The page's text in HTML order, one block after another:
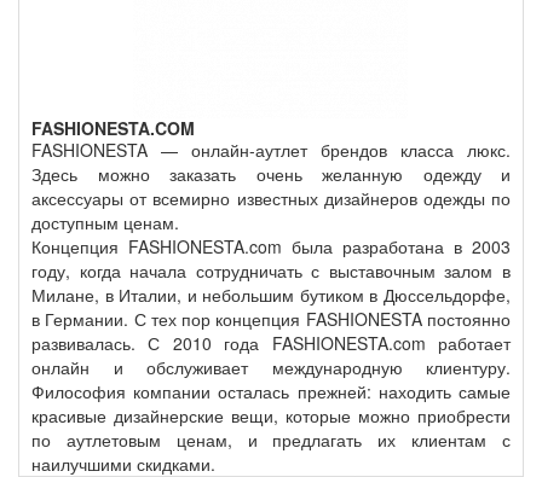
FASHIONESTA.COM
FASHIONESTA — онлайн-аутлет брендов класса люкс.
Здесь можно заказать очень желанную одежду и
аксессуары от всемирно известных дизайнеров одежды по
доступным ценам.
Концепция FASHIONESTA.com была разработана в 2003
году, когда начала сотрудничать с выставочным залом в
Милане, в Италии, и небольшим бутиком в Дюссельдорфе,
в Германии. С тех пор концепция FASHIONESTA постоянно
развивалась. С 2010 года FASHIONESTA.com работает
онлайн и обслуживает международную клиентуру.
Философия компании осталась прежней: находить самые
красивые дизайнерские вещи, которые можно приобрести
по аутлетовым ценам, и предлагать их клиентам с
наилучшими скидками.